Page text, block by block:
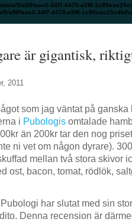
a/9/a98faac0-34f7-4470-a5f8-
9/a98faac0-34f7-4470-a5f8-
är gigantisk,
2011
som jag väntat på ganska
i Pubologis omtalade
än 200kr tar den nog
ni vet om någon dyrare).
mellan två stora skivor
ost, bacon, tomat, rödlök,
Pubologi har slutat med sin
Denna recension är